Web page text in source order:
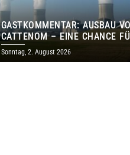
GASTKOMMENTAR: AUSBAU
CATTENOM – EINE CHANCE
LOTHRINGEN UND DAS
Sonntag, 2. August 2026